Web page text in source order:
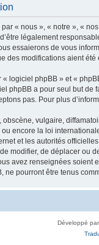
« nous », « notre », «
légalement
essaierons de vous
des modifications aient
logiciel phpBB » et «
phpBB a pour seul but de
pas. Pour plus
vulgaire,
encore la loi
et les autorités
modifier, de déplacer ou
avez renseignées
pourront être tenus
Développé par